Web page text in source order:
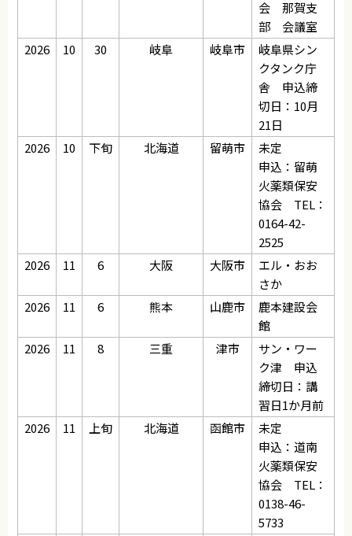
会 那賀支
部 会議室
2026
10 30 岐阜 岐阜市
岐阜県シン
クタンク庁
舎 申込締
切日：10月
21日
2026
10 下旬 北海道 留萌市
未定
申込：留萌
火薬類保安
協会 TEL：
0164-42-
2525
2026
11 6 大阪 大阪市
エル・おお
さか
2026
11 6 熊本 山鹿市
鹿本建設会
館
2026
11 8 三重 津市
サン・ワー
ク津 申込
締切日：講
習日1か月前
2026
11 上旬 北海道 函館市
未定
申込：道南
火薬類保安
協会 TEL：
0138-46-
5733